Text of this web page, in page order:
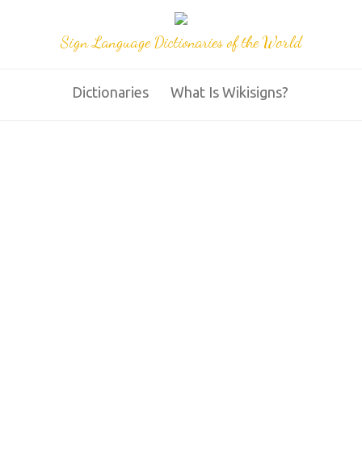
Sign Language Dictionaries of the World
Dictionaries What Is Wikisigns?